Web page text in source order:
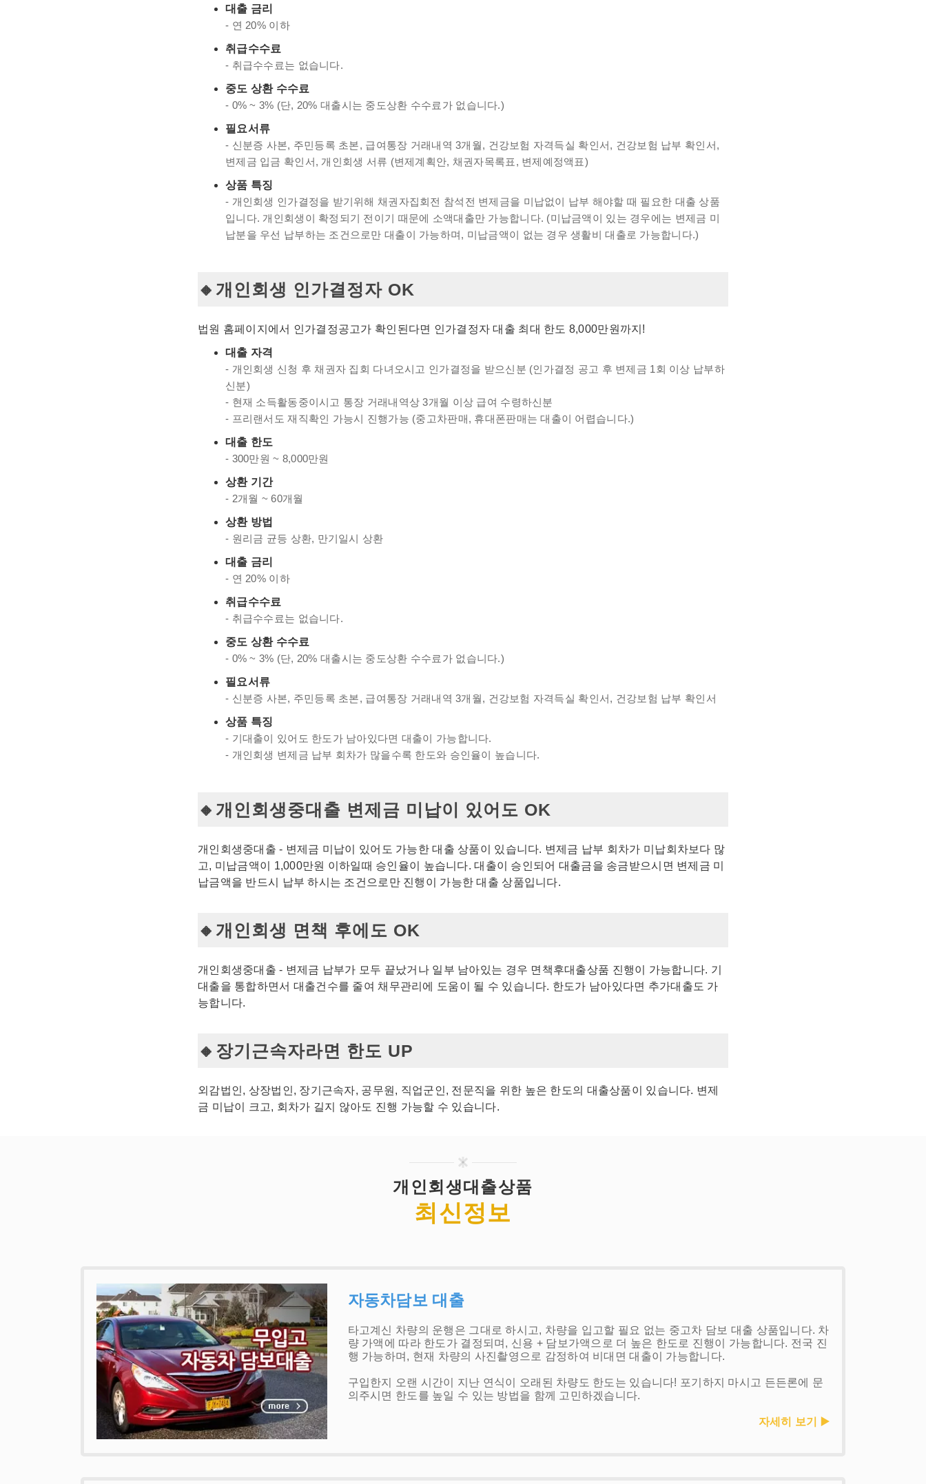
대출 금리
- 연 20% 이하
취급수수료
- 취급수수료는 없습니다.
중도 상환 수수료
- 0% ~ 3% (단, 20% 대출시는 중도상환 수수료가 없습니다.)
필요서류
- 신분증 사본, 주민등록 초본, 급여통장 거래내역 3개월, 건강보험 자격득실 확인서, 건강보험 납부 확인서,
변제금 입금 확인서, 개인회생 서류 (변제계획안, 채권자목록표, 변제예정액표)
상품 특징
- 개인회생 인가결정을 받기위해 채권자집회전 참석전 변제금을 미납없이 납부 해야할 때 필요한 대출 상품
입니다. 개인회생이 확정되기 전이기 때문에 소액대출만 가능합니다. (미납금액이 있는 경우에는 변제금 미
납분을 우선 납부하는 조건으로만 대출이 가능하며, 미납금액이 없는 경우 생활비 대출로 가능합니다.)
개인회생 인가결정자 OK
법원 홈페이지에서 인가결정공고가 확인된다면 인가결정자 대출 최대 한도 8,000만원까지!
대출 자격
- 개인회생 신청 후 채권자 집회 다녀오시고 인가결정을 받으신분 (인가결정 공고 후 변제금 1회 이상 납부하
신분)
- 현재 소득활동중이시고 통장 거래내역상 3개월 이상 급여 수령하신분
- 프리랜서도 재직확인 가능시 진행가능 (중고차판매, 휴대폰판매는 대출이 어렵습니다.)
대출 한도
- 300만원 ~ 8,000만원
상환 기간
- 2개월 ~ 60개월
상환 방법
- 원리금 균등 상환, 만기일시 상환
대출 금리
- 연 20% 이하
취급수수료
- 취급수수료는 없습니다.
중도 상환 수수료
- 0% ~ 3% (단, 20% 대출시는 중도상환 수수료가 없습니다.)
필요서류
- 신분증 사본, 주민등록 초본, 급여통장 거래내역 3개월, 건강보험 자격득실 확인서, 건강보험 납부 확인서
상품 특징
- 기대출이 있어도 한도가 남아있다면 대출이 가능합니다.
- 개인회생 변제금 납부 회차가 많을수록 한도와 승인율이 높습니다.
개인회생중대출 변제금 미납이 있어도 OK
개인회생중대출 - 변제금 미납이 있어도 가능한 대출 상품이 있습니다. 변제금 납부 회차가 미납회차보다 많
고, 미납금액이 1,000만원 이하일때 승인율이 높습니다. 대출이 승인되어 대출금을 송금받으시면 변제금 미
납금액을 반드시 납부 하시는 조건으로만 진행이 가능한 대출 상품입니다.
개인회생 면책 후에도 OK
개인회생중대출 - 변제금 납부가 모두 끝났거나 일부 남아있는 경우 면책후대출상품 진행이 가능합니다. 기
대출을 통합하면서 대출건수를 줄여 채무관리에 도움이 될 수 있습니다. 한도가 남아있다면 추가대출도 가
능합니다.
장기근속자라면 한도 UP
외감법인, 상장법인, 장기근속자, 공무원, 직업군인, 전문직을 위한 높은 한도의 대출상품이 있습니다. 변제
금 미납이 크고, 회차가 길지 않아도 진행 가능할 수 있습니다.
개인회생대출상품
최신정보
자동차담보 대출
타고계신 차량의 운행은 그대로 하시고, 차량을 입고할 필요 없는 중고차 담보 대출 상품입니다. 차
량 가액에 따라 한도가 결정되며, 신용 + 담보가액으로 더 높은 한도로 진행이 가능합니다. 전국 진
행 가능하며, 현재 차량의 사진촬영으로 감정하여 비대면 대출이 가능합니다.
구입한지 오랜 시간이 지난 연식이 오래된 차량도 한도는 있습니다! 포기하지 마시고 든든론에 문
의주시면 한도를 높일 수 있는 방법을 함께 고민하겠습니다.
자세히 보기 ▶️